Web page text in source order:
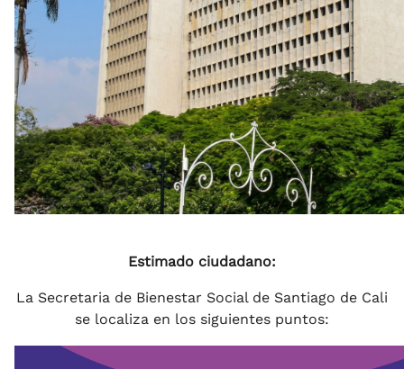
Estimado ciudadano:
La Secretaria de Bienestar Social de Santiago de Cali
se localiza en los siguientes puntos: